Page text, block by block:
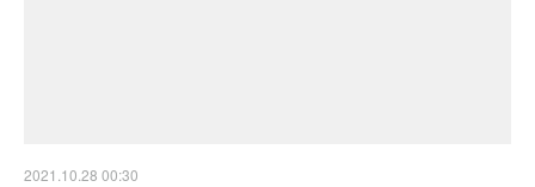
2021.10.28 00:30